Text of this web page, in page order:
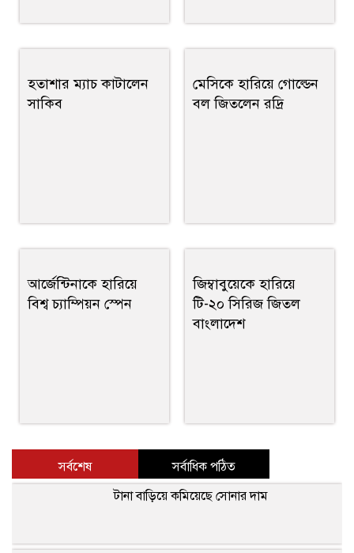
হতাশার ম্যাচ কাটালেন
সাকিব
মেসিকে হারিয়ে গোল্ডেন
বল জিতলেন রদ্রি
আর্জেন্টিনাকে হারিয়ে
বিশ্ব চ্যাম্পিয়ন স্পেন
জিম্বাবুয়েকে হারিয়ে
টি-২০ সিরিজ জিতল
বাংলাদেশ
সর্বশেষ
সর্বাধিক পঠিত
টানা বাড়িয়ে কমিয়েছে সোনার দাম